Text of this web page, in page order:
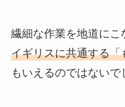
繊細な作業を地道にこ
イギリスに共通する
もいえるのではないで